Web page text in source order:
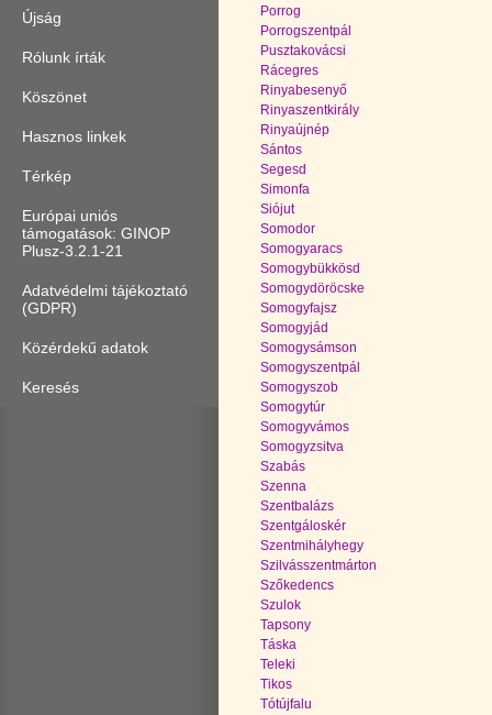
Újság
Rólunk írták
Köszönet
Hasznos linkek
Térkép
Európai uniós
támogatások: GINOP
Plusz-3.2.1-21
Adatvédelmi tájékoztató
(GDPR)
Közérdekű adatok
Keresés
Porrog
Porrogszentpál
Pusztakovácsi
Rácegres
Rinyabesenyő
Rinyaszentkirály
Rinyaújnép
Sántos
Segesd
Simonfa
Siójut
Somodor
Somogyaracs
Somogybükkösd
Somogydöröcske
Somogyfajsz
Somogyjád
Somogysámson
Somogyszentpál
Somogyszob
Somogytúr
Somogyvámos
Somogyzsitva
Szabás
Szenna
Szentbalázs
Szentgáloskér
Szentmihályhegy
Szilvásszentmárton
Szőkedencs
Szulok
Tapsony
Táska
Teleki
Tikos
Tótújfalu